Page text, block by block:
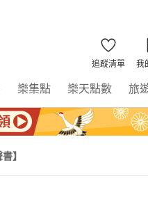
追蹤清單 我
樂集點 樂天點數 旅
】